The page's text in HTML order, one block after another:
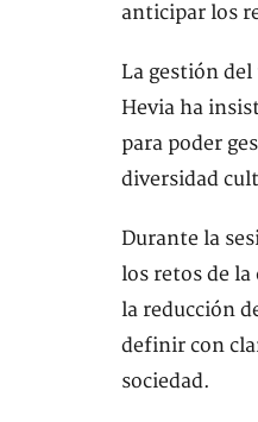
anticipar los
La gestión
Hevia ha
para poder
diversidad
Durante la
los retos de
la reducción
definir con
sociedad.